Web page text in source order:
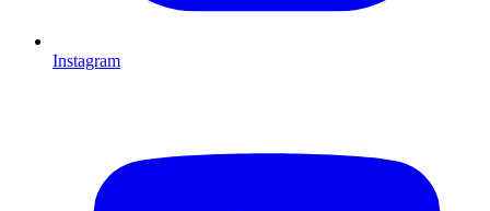
Instagram